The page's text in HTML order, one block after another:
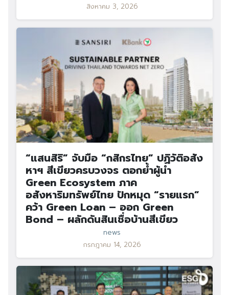
สิงหาคม 3, 2026
“แสนสิริ” จับมือ “กสิกรไทย” ปฏิวัติอสัง
หาฯ สีเขียวครบวงจร ตอกย้ำผู้นำ
Green Ecosystem ภาค
อสังหาริมทรัพย์ไทย ปักหมุด “รายแรก”
คว้า Green Loan – ออก Green
Bond – ผลักดันสินเชื่อบ้านสีเขียว
news
กรกฎาคม 14, 2026